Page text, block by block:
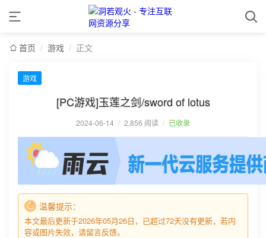
首页 / 游戏 / 正文
游戏
[PC游戏]玉莲之剑/sword of lotus
2024-06-14 / 2,856 阅读 / 已收录
温馨提示：
本文最后更新于2026年05月26日，已超过72天没有更新，若内
容或图片失效，请留言反馈。